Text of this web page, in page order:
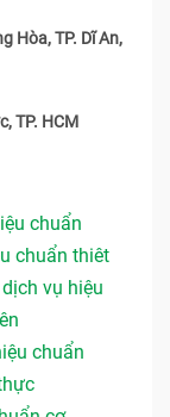
Hòa, TP. Dĩ An,
TP. HCM
chuẩn
chuẩn thiêt
dịch vụ hiệu
chuẩn